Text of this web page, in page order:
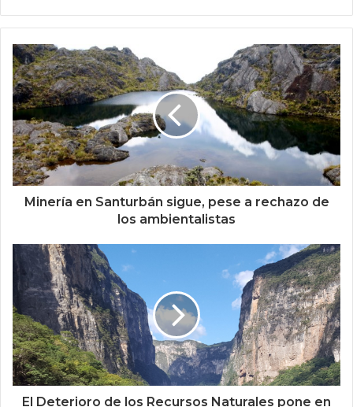
Minería en Santurbán sigue, pese a rechazo de
los ambientalistas
El Deterioro de los Recursos Naturales pone en